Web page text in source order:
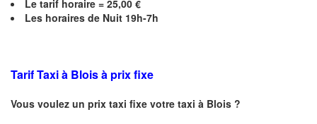
Le tarif horaire = 25,00 €
Les horaires de Nuit 19h-7h
Tarif Taxi à Blois à prix fixe
Vous voulez un prix taxi fixe votre taxi à Blois ?